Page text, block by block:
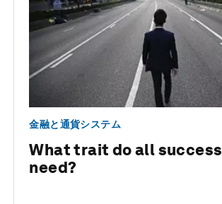
金融と通貨システム
What trait do all
need?